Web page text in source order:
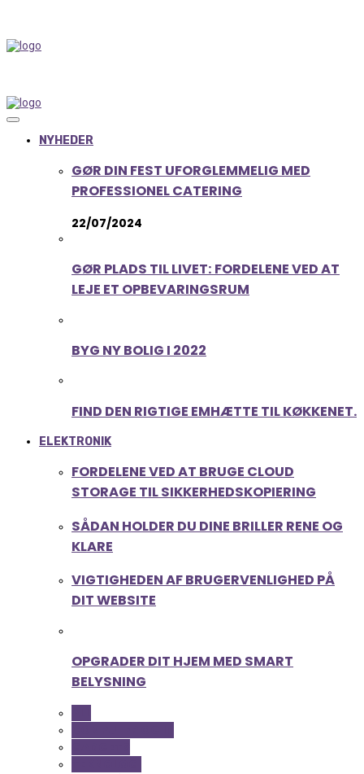
NYHEDER
GØR DIN FEST UFORGLEMMELIG MED
PROFESSIONEL CATERING
22/07/2024
GØR PLADS TIL LIVET: FORDELENE VED AT
LEJE ET OPBEVARINGSRUM
BYG NY BOLIG I 2022
FIND DEN RIGTIGE EMHÆTTE TIL KØKKENET.
ELEKTRONIK
FORDELENE VED AT BRUGE CLOUD
STORAGE TIL SIKKERHEDSKOPIERING
SÅDAN HOLDER DU DINE BRILLER RENE OG
KLARE
VIGTIGHEDEN AF BRUGERVENLIGHED PÅ
DIT WEBSITE
OPGRADER DIT HJEM MED SMART
BELYSNING